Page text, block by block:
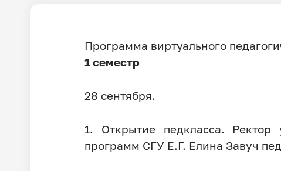
Программа виртуального
1 семестр
28 сентября.
1. Открытие педкласса. Ректор
программ СГУ Е.Г. Елина Завуч